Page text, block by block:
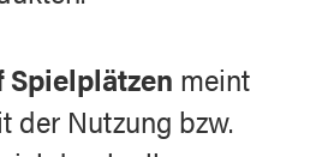
Spielplätzen meint
der Nutzung bzw.